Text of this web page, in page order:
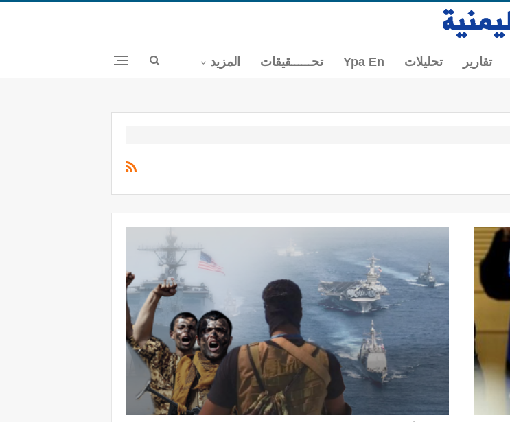
تقارير تحليلات Ypa En تحــــــقيقات المزيد